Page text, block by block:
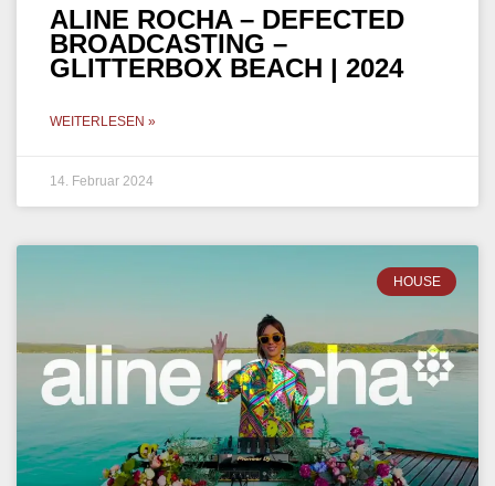
ALINE ROCHA – DEFECTED
BROADCASTING –
GLITTERBOX BEACH | 2024
WEITERLESEN »
14. Februar 2024
HOUSE